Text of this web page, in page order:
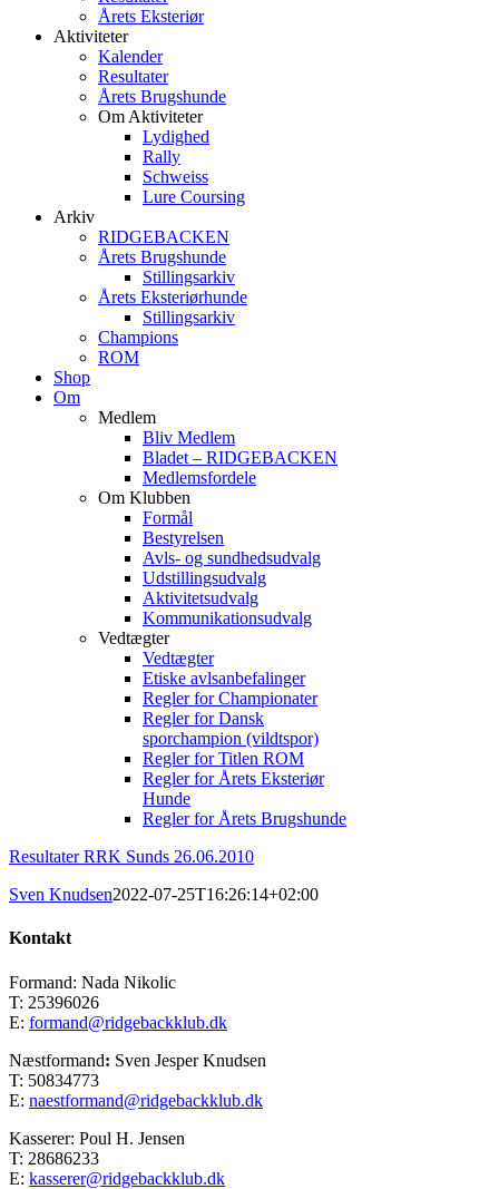
Årets Eksteriør
Aktiviteter
Kalender
Resultater
Årets Brugshunde
Om Aktiviteter
Lydighed
Rally
Schweiss
Lure Coursing
Arkiv
RIDGEBACKEN
Årets Brugshunde
Stillingsarkiv
Årets Eksteriørhunde
Stillingsarkiv
Champions
ROM
Shop
Om
Medlem
Bliv Medlem
Bladet – RIDGEBACKEN
Medlemsfordele
Om Klubben
Formål
Bestyrelsen
Avls- og sundhedsudvalg
Udstillingsudvalg
Aktivitetsudvalg
Kommunikationsudvalg
Vedtægter
Vedtægter
Etiske avlsanbefalinger
Regler for Championater
Regler for Dansk
sporchampion (vildtspor)
Regler for Titlen ROM
Regler for Årets Eksteriør
Hunde
Regler for Årets Brugshunde
Resultater RRK Sunds 26.06.2010
Sven Knudsen2022-07-25T16:26:14+02:00
Kontakt
Formand: Nada Nikolic
T: 25396026
E: formand@ridgebackklub.dk
Næstformand: Sven Jesper Knudsen
T: 50834773
E: naestformand@ridgebackklub.dk
Kasserer: Poul H. Jensen
T: 28686233
E: kasserer@ridgebackklub.dk